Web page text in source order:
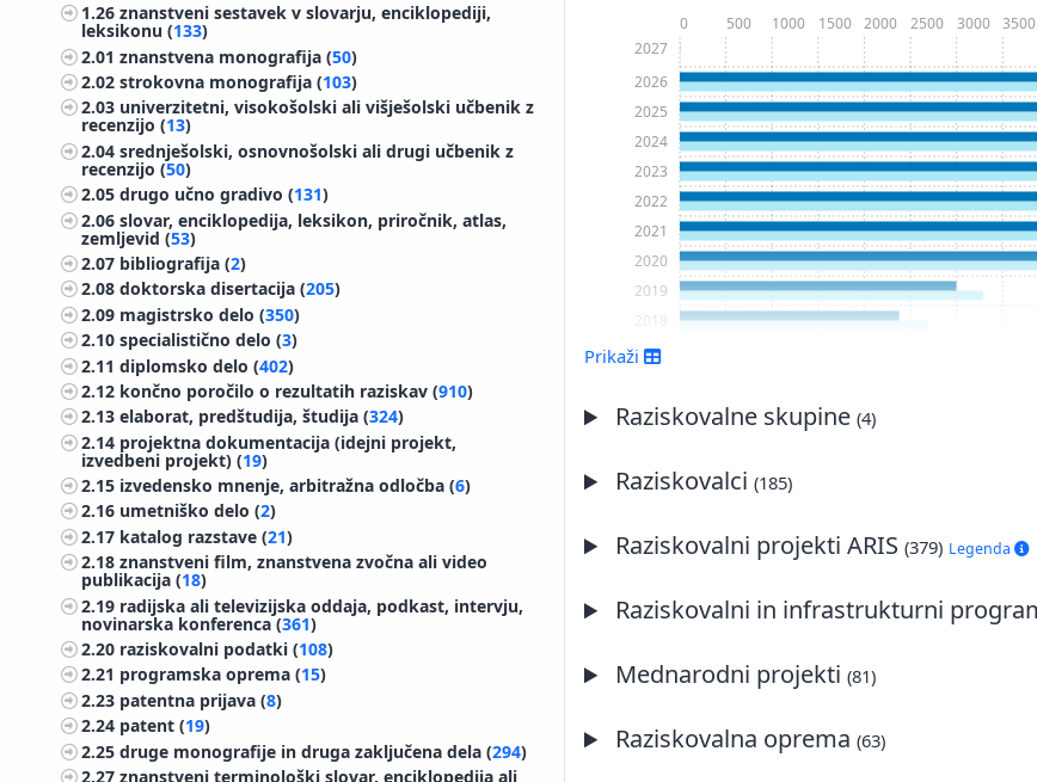
1.26znanstveni sestavek v slovarju, enciklopediji,
leksikonu (133)
2.01znanstvena monografija (50)
2.02strokovna monografija (103)
2.03 univerzitetni, visokošolski ali višješolski učbenik z
recenzijo (13)
2.04srednješolski, osnovnošolski ali drugi učbenik z
recenzijo (50)
2.05drugo učno gradivo (131)
2.06slovar, enciklopedija, leksikon, priročnik, atlas,
zemljevid (53)
2.07 bibliografija (2)
2.08doktorska disertacija (205)
2.09 magistrsko delo (350)
2.10specialistično delo (3)
2.11diplomsko delo (402)
2.12 končno poročilo o rezultatih raziskav (910)
2.13elaborat, predštudija, študija (324)
2.14 projektna dokumentacija (idejni projekt,
izvedbeni projekt) (19)
2.15 izvedensko mnenje, arbitražna odločba (6)
2.16 umetniško delo (2)
2.17 katalog razstave (21)
2.18znanstveni film, znanstvena zvočna ali video
publikacija (18)
2.19 radijska ali televizijska oddaja, podkast, intervju,
novinarska konferenca (361)
2.20 raziskovalni podatki (108)
2.21 programska oprema (15)
2.23 patentna prijava (8)
2.24 patent (19)
2.25druge monografije in druga zaključena dela (294)
2.27znanstveni terminološki slovar, enciklopedija ali
2004
2006
2008
2010
2013
2015
2017
2019
2020
2021
2022
2023
2024
2025
2026
2027
0 500 1000 1500 2000 2500 3000 3500
Prikaži
Raziskovalne skupine(4)
Raziskovalci(185)
Raziskovalni projekti ARIS(379) Legenda
Raziskovalni in infrastrukturni
Mednarodni projekti(81)
Raziskovalna oprema(63)